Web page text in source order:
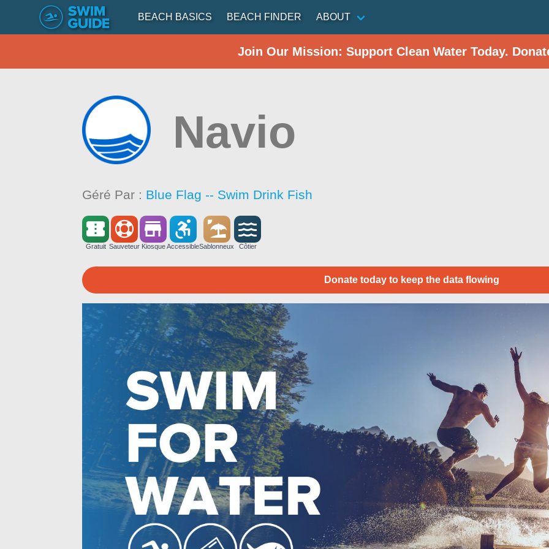
BEACH BASICS BEACH FINDER ABOUT
Join Our Mission: Support Clean Water Today.
Navio
Géré Par : Blue Flag -- Swim Drink Fish
Gratuit Sauveteur Kiosque AccessibleSablonneux Côtier
Donate today to keep the data flowing